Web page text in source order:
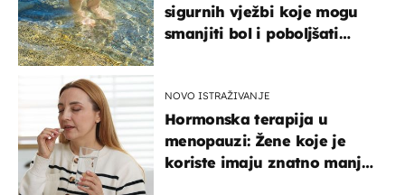
sigurnih vježbi koje mogu
smanjiti bol i poboljšati
NOVO ISTRAŽIVANJE
Hormonska terapija u
menopauzi: Žene koje je
koriste imaju znatno manji